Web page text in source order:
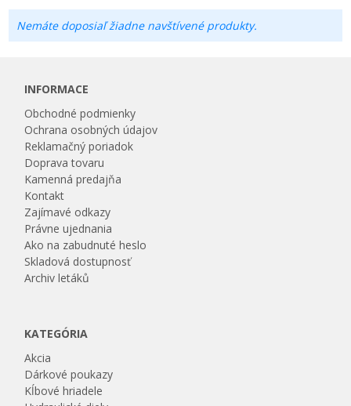
Nemáte doposiaľ žiadne navštívené produkty.
INFORMACE
Obchodné podmienky
Ochrana osobných údajov
Reklamačný poriadok
Doprava tovaru
Kamenná predajňa
Kontakt
Zajímavé odkazy
Právne ujednania
Ako na zabudnuté heslo
Skladová dostupnosť
Archiv letáků
KATEGÓRIA
Akcia
Dárkové poukazy
Kĺbové hriadele